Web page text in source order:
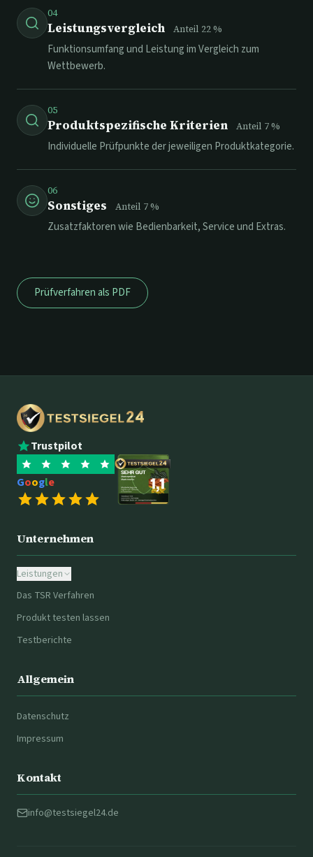
04
Leistungsvergleich Anteil 22%
Funktionsumfang und Leistung im Vergleich zum
Wettbewerb.
05
Produktspezifische Kriterien Anteil 7%
Individuelle Prüfpunkte der jeweiligen Produktkategorie.
06
Sonstiges Anteil 7%
Zusatzfaktoren wie Bedienbarkeit, Service und Extras.
Prüfverfahren als PDF
Trustpilot
Google
Unternehmen
Leistungen
Das TSR Verfahren
Produkt testen lassen
Testberichte
Allgemein
Datenschutz
Impressum
Kontakt
info@testsiegel24.de